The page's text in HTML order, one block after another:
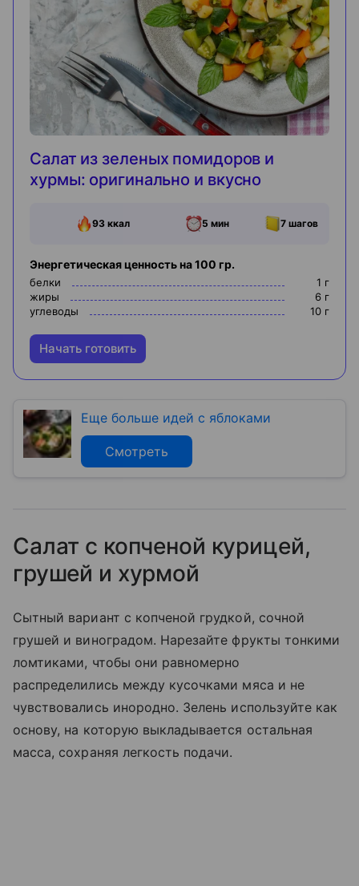
Салат из зеленых помидоров и
хурмы: оригинально и вкусно
93ккал 5 мин 7 шагов
Энергетическая ценность на 100 гр.
белки 1 г
жиры
6 г
углеводы
10 г
Начать готовить
Еще больше идей с яблоками
Смотреть
Салат с копченой курицей,
грушей и хурмой
Сытный вариант с копченой грудкой, сочной
грушей и виноградом. Нарезайте фрукты тонкими
ломтиками, чтобы они равномерно
распределились между кусочками мяса и не
чувствовались инородно. Зелень используйте как
основу, на которую выкладывается остальная
масса, сохраняя легкость подачи.